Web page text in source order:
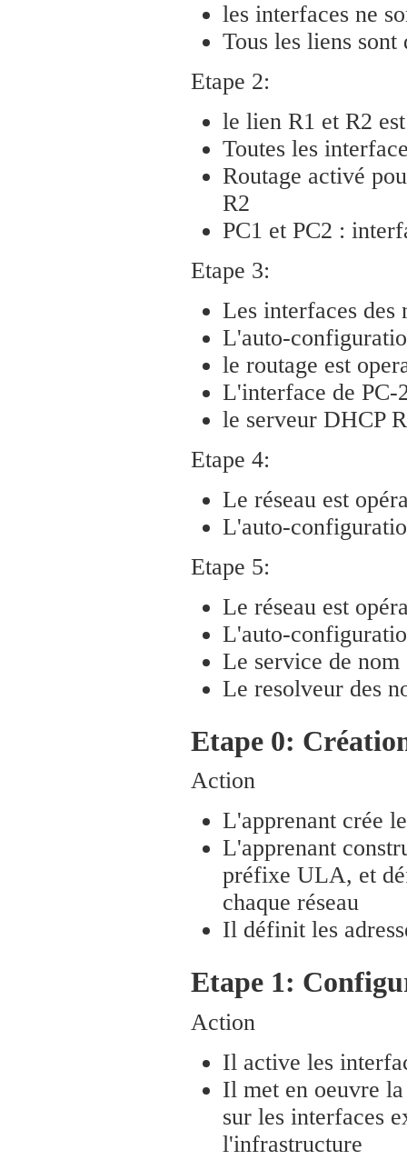
les interfaces ne
Tous les liens
Etape 2:
le lien R1 et R2
Toutes les
Routage activé
R2
PC1 et PC2 :
Etape 3:
Les interfaces des
L'auto-
le routage est
L'interface de PC-
le serveur DHCP
Etape 4:
Le réseau est
L'auto-
Etape 5:
Le réseau est
L'auto-
Le service de nom
Le resolveur des
Etape 0:
Action
L'apprenant crée
L'apprenant
préfixe ULA, et
chaque réseau
Il définit les
Etape 1:
Action
Il active les
Il met en oeuvre
sur les interfaces
l'infrastructure